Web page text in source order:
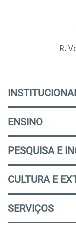
R.
ENSINO
PESQUISA E
CULTURA E
SERVIÇOS